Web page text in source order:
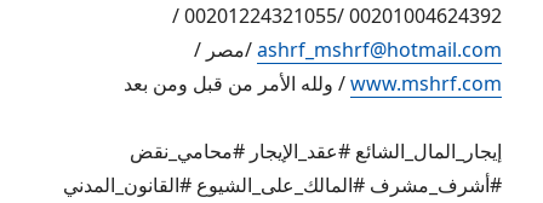
00201004624392 /00201224321055 /
ashrf_mshrf@hotmail.com/مصر /
www.mshrf.com/ ولله الأمر من قبل ومن بعد
إيجار_المال_الشائع #عقد_الإيجار #محامي_نقض
#أشرف_مشرف #المالك_على_الشيوع #القانون_المدني